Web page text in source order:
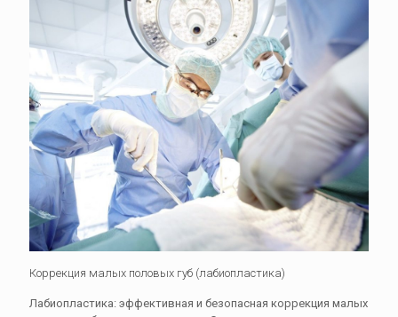
Коррекция малых половых губ (лабиопластика)
Лабиопластика: эффективная и безопасная коррекция малых